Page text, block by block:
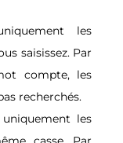
les
saisissez. Par
compte, les
recherchés.
uniquement les